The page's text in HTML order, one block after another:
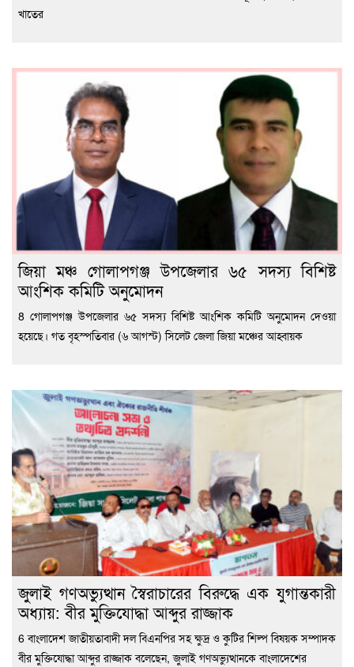
খাতের
জিয়া মঞ্চ গোলাপগঞ্জ উপজেলার ৬৫ সদস্য বিশিষ্ট
আংশিক কমিটি অনুমোদন
8 গোলাপগঞ্জ উপজেলার ৬৫ সদস্য বিশিষ্ট আংশিক কমিটি অনুমোদন দেওয়া
হয়েছে। গত বৃহস্পতিবার (৬ আগস্ট) সিলেট জেলা জিয়া মঞ্চের আহ্বায়ক
জুলাই গণঅভ্যুত্থান স্বৈরাচারের বিরুদ্ধে এক যুগান্তকারী
অধ্যায়: বীর মুক্তিযোদ্ধা আব্দুর রাজ্জাক
6 বাংলাদেশ জাতীয়তাবাদী দল বিএনপির সহ ক্ষুদ্র ও কুটির শিল্প বিষয়ক সম্পাদক
বীর মুক্তিযোদ্ধা আব্দুর রাজ্জাক বলেছেন, জুলাই গণঅভ্যুত্থানকে বাংলাদেশের